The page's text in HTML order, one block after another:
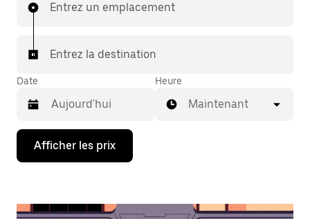
Entrez un emplacement
Entrez la destination
Date
Appuyez
la
bas
Heure
Maintenant
Afficher les prix